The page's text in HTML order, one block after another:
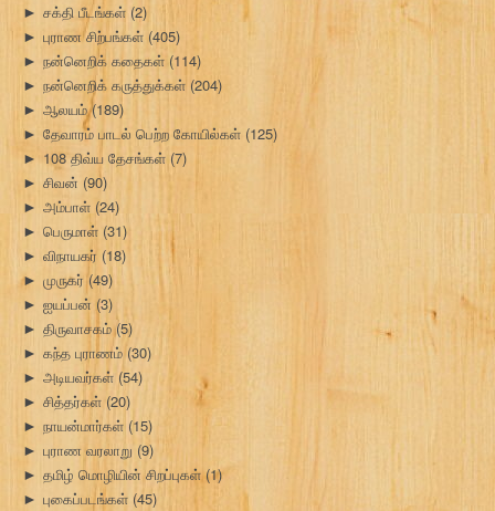
► சக்தி பீடங்கள் (2)
► புராண சிற்பங்கள் (405)
► நன்னெறிக் கதைகள் (114)
► நன்னெறிக் கருத்துக்கள் (204)
► ஆலயம்(189)
► தேவாரம் பாடல் பெற்ற கோயில்கள் (125)
► 108 திவ்ய தேசங்கள் (7)
► சிவன் (90)
► அம்பாள் (24)
► பெருமாள் (31)
► விநாயகர் (18)
► முருகர்(49)
► ஐயப்பன் (3)
► திருவாசகம்(5)
► கந்த புராணம்(30)
► அடியவர்கள் (54)
► சித்தர்கள் (20)
► நாயன்மார்கள் (15)
► புராண வரலாறு(9)
► தமிழ் மொழியின் சிறப்புகள்(1)
► புகைப்படங்கள் (45)